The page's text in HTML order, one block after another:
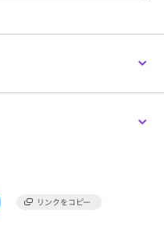
て、モードなニュアンスを足